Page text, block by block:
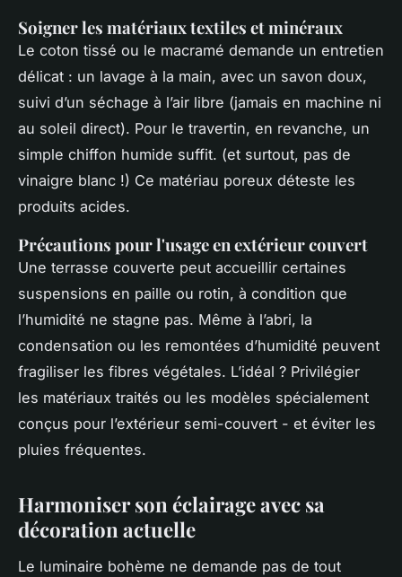
Soigner les matériaux textiles et minéraux
Le coton tissé ou le macramé demande un entretien
délicat : un lavage à la main, avec un savon doux,
suivi d’un séchage à l’air libre (jamais en machine ni
au soleil direct). Pour le travertin, en revanche, un
simple chiffon humide suffit. (et surtout, pas de
vinaigre blanc !) Ce matériau poreux déteste les
produits acides.
Précautions pour l'usage en extérieur couvert
Une terrasse couverte peut accueillir certaines
suspensions en paille ou rotin, à condition que
l’humidité ne stagne pas. Même à l’abri, la
condensation ou les remontées d’humidité peuvent
fragiliser les fibres végétales. L’idéal ? Privilégier
les matériaux traités ou les modèles spécialement
conçus pour l’extérieur semi-couvert - et éviter les
pluies fréquentes.
Harmoniser son éclairage avec sa
décoration actuelle
Le luminaire bohème ne demande pas de tout